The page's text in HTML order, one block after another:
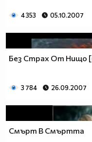
4 353 05.10.2007
Без Страх От Нищо
3 784 26.09.2007
Смърт В Смъртта